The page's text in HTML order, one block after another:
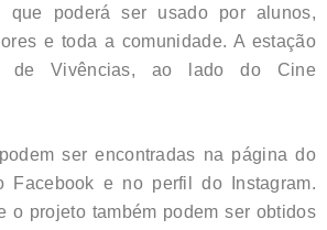
poderá ser usado por alunos,
e toda a comunidade. A estação
de Vivências, ao lado do Cine
ser encontradas na página do
Facebook e no perfil do Instagram.
o projeto também podem ser obtidos